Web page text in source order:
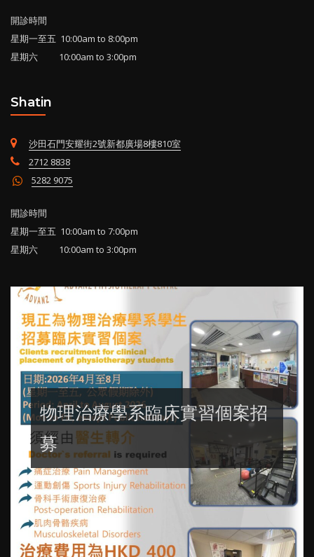
開診時間
星期一至五 10:00am to 8:00pm
星期六 10:00am to 3:00pm
Shatin
沙田石門安耀街2號新都廣場8樓810室
2712 8838
5282 9075
開診時間
星期一至五 10:00am to 7:00pm
星期六 10:00am to 3:00pm
物理治療學系臨床實習個案招
募